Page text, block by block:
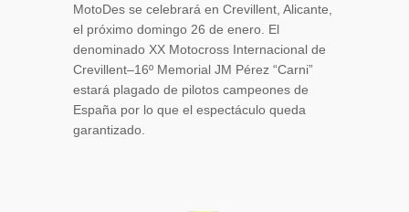
MotoDes se celebrará en Crevillent, Alicante,
el próximo domingo 26 de enero. El
denominado XX Motocross Internacional de
Crevillent–16º Memorial JM Pérez “Carni”
estará plagado de pilotos campeones de
España por lo que el espectáculo queda
garantizado.